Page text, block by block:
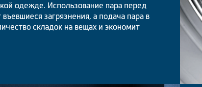
одежде. Использование пара перед
загрязнения, а подача пара в
складок на вещах и экономит